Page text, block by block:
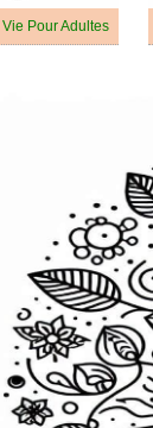
Pour Adultes